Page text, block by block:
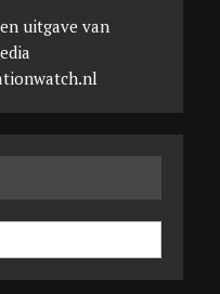
uitgave van